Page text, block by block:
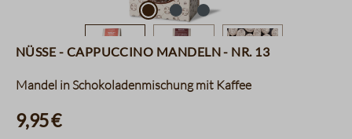
Nüsse - Cappuccino Mandeln - Nr. 13
Mandel in Schokoladenmischung mit Kaffee
9,95 €